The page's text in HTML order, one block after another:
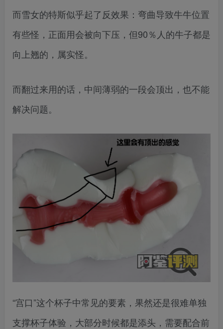
而雪女的特斯似乎起了反效果：弯曲导致牛牛位置
有些怪，正面用会被向下压，但90％人的牛子都是
向上翘的，属实怪。
而翻过来用的话，中间薄弱的一段会顶出，也不能
解决问题。
“宫口”这个杯子中常见的要素，果然还是很难单独
支撑杯子体验，大部分时候都是添头，需要配合前